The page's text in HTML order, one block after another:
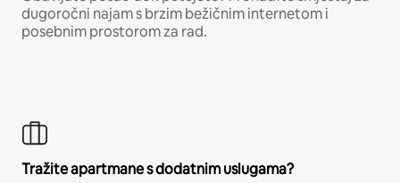
dugoročni najam s brzim bežičnim internetom i
posebnim prostorom za rad.
Tražite apartmane s dodatnim uslugama?